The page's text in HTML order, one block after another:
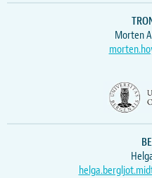
Morten